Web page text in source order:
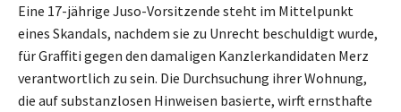
Eine 17-jährige Juso-Vorsitzende steht im Mittelpunkt
eines Skandals, nachdem sie zu Unrecht beschuldigt wurde,
für Graffiti gegen den damaligen Kanzlerkandidaten Merz
verantwortlich zu sein. Die Durchsuchung ihrer Wohnung,
die auf substanzlosen Hinweisen basierte, wirft ernsthafte